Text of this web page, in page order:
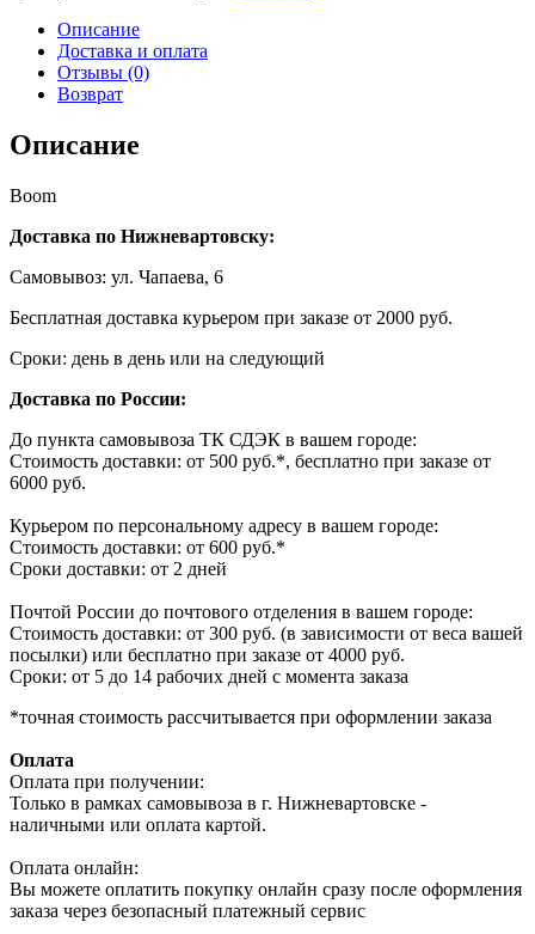
Описание
Доставка и оплата
Отзывы (0)
Возврат
Описание
Boom
Доставка по Нижневартовску:
Самовывоз: ул. Чапаева, 6
Бесплатная доставка курьером при заказе от 2000 руб.
Сроки: день в день или на следующий
Доставка по России:
До пункта самовывоза ТК СДЭК в вашем городе:
Стоимость доставки: от 500 руб.*, бесплатно при заказе от
6000 руб.
Курьером по персональному адресу в вашем городе:
Стоимость доставки: от 600 руб.*
Сроки доставки: от 2 дней
Почтой России до почтового отделения в вашем городе:
Стоимость доставки: от 300 руб. (в зависимости от веса вашей
посылки) или бесплатно при заказе от 4000 руб.
Сроки: от 5 до 14 рабочих дней с момента заказа
*точная стоимость рассчитывается при оформлении заказа
Оплата
Оплата при получении:
Только в рамках самовывоза в г. Нижневартовске -
наличными или оплата картой.
Оплата онлайн:
Вы можете оплатить покупку онлайн сразу после оформления
заказа через безопасный платежный сервис